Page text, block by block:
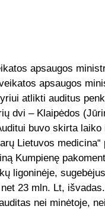
apsaugos
apsaugos
atlikti auditus
dvi – Klaipėdos
buvo skirta laiko
Lietuvos medicina“
Kumpienę
ligoninėje,
23 mln. Lt,
nei minėtoje,